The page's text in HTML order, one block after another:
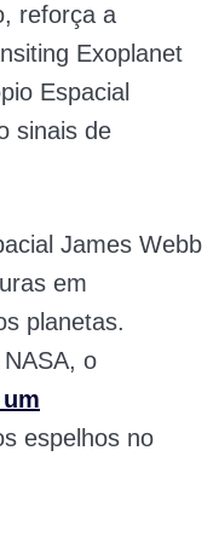
reforça a
Exoplanet
Espacial
sinais de
James Webb
em
planetas.
o
espelhos no